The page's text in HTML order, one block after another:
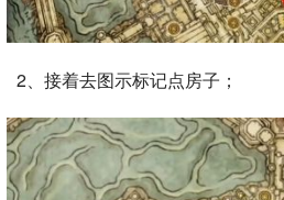
2、接着去图示标记点房子；